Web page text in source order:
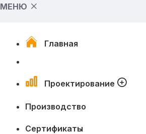
МЕНЮ
Главная
Проектирование
Производство
Сертификаты